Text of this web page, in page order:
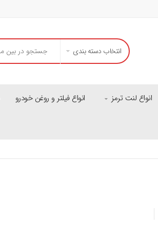
انتخاب دسته بندی
انواع لنت ترمز انواع فیلتر و روغن خودرو